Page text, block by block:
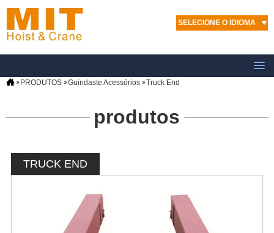
SELECIONE O IDIOMA
PRODUTOS Guindaste Acessórios Truck End
produtos
TRUCK END